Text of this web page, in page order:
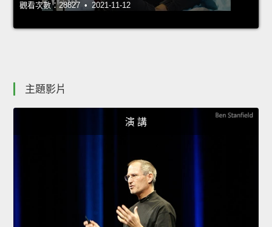
觀看次數：28827 • 2021-11-12
主題影片
演 講